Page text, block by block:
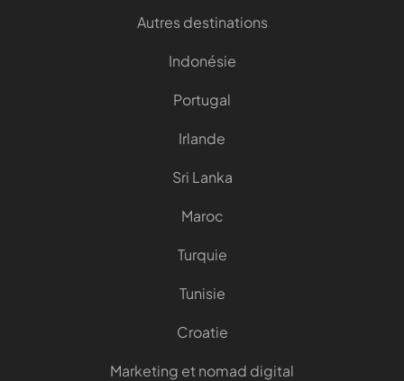
Autres destinations
Indonésie
Portugal
Irlande
Sri Lanka
Maroc
Turquie
Tunisie
Croatie
Marketing et nomad digital